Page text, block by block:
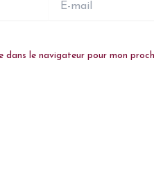
mail
dans le navigateur pour mon